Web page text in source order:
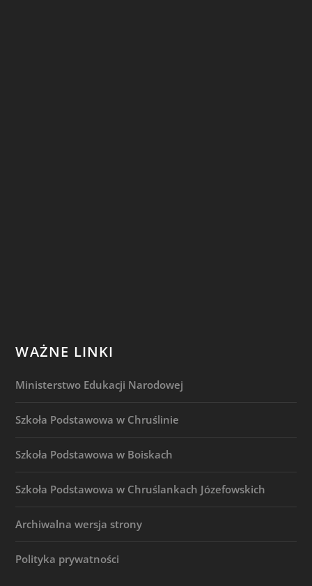
WAŻNE LINKI
Ministerstwo Edukacji Narodowej
Szkoła Podstawowa w Chruślinie
Szkoła Podstawowa w Boiskach
Szkoła Podstawowa w Chruślankach Józefowskich
Archiwalna wersja strony
Polityka prywatności